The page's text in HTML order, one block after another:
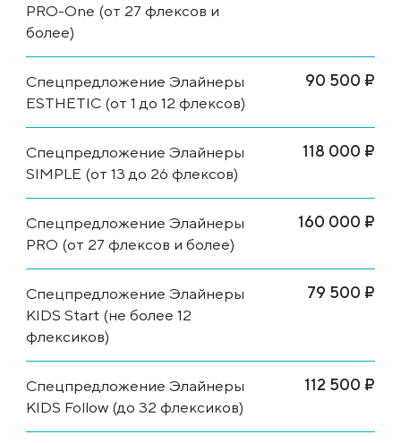
PRO-One (от 27 флексов и
более)
Спецпредложение Элайнеры
ESTHETIC (от 1 до 12 флексов)
90 500 ₽
Спецпредложение Элайнеры
SIMPLE (от 13 до 26 флексов)
118 000 ₽
Спецпредложение Элайнеры
PRO (от 27 флексов и более)
160 000 ₽
Спецпредложение Элайнеры
KIDS Start (не более 12
флексиков)
79 500 ₽
Спецпредложение Элайнеры
KIDS Follow (до 32 флексиков)
112 500 ₽